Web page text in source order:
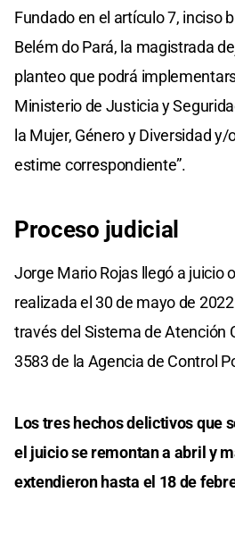
Fundado en el artículo 7, inciso
Belém do Pará, la magistrada
planteo que podrá
Ministerio de Justicia y
la Mujer, Género y Diversidad
estime correspondiente”.
Proceso judicial
Jorge Mario Rojas llegó a juicio
realizada el 30 de mayo de
través del Sistema de Atención
3583 de la Agencia de Control
Los tres hechos delictivos que
el juicio se remontan a abril y
extendieron hasta el 18 de